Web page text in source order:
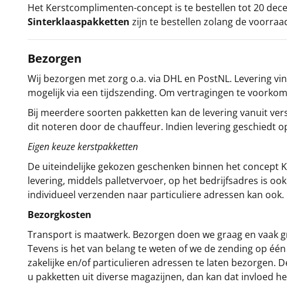
Het Kerstcomplimenten-concept is te bestellen tot 20
Sinterklaaspakketten zijn te bestellen zolang de
Bezorgen
Wij bezorgen met zorg o.a. via DHL en PostNL. Levering
mogelijk via een tijdszending. Om vertragingen te
Bij meerdere soorten pakketten kan de levering vanuit
dit noteren door de chauffeur. Indien levering geschiedt
Eigen keuze kerstpakketten
De uiteindelijke gekozen geschenken binnen het concept
levering, middels palletvervoer, op het bedrijfsadres is
individueel verzenden naar particuliere adressen kan ook.
Bezorgkosten
Transport is maatwerk. Bezorgen doen we graag en
Tevens is het van belang te weten of we de zending op
zakelijke en/of particulieren adressen te laten bezorgen.
u pakketten uit diverse magazijnen, dan kan dat invloed